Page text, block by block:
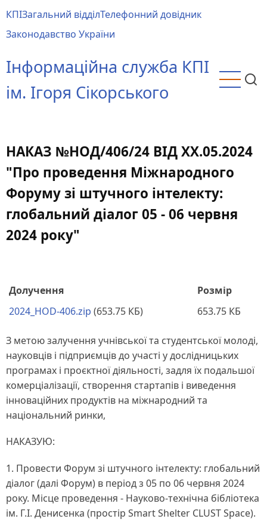
до
основного
КПІЗагальний відділТелефонний довідник
Законодавство України
Інформаційна служба КПІ
ім. Ігоря Сікорського
НАКАЗ №НОД/406/24 ВІД ХХ.05.2024
"Про проведення Міжнародного
Форуму зі штучного інтелекту:
глобальний діалог 05 - 06 червня
2024 року"
Долучення
Розмір
2024_HOD-406.zip (653.75 КБ) 653.75 КБ
З метою залучення учнівської та студентської молоді,
науковців і підприємців до участі у дослідницьких
програмах і проєктної діяльності, задля їх подальшої
комерціалізації, створення стартапів і виведення
інноваційних продуктів на міжнародний та
національний ринки,
НАКАЗУЮ:
1. Провести Форум зі штучного інтелекту: глобальний
діалог (далі Форум) в період з 05 по 06 червня 2024
року. Місце проведення - Науково-технічна бібліотека
ім. Г.І. Денисенка (простір Smart Shelter CLUST Space).